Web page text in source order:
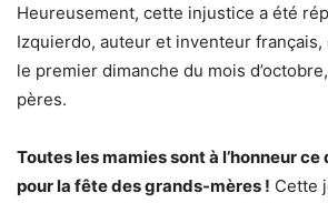
Heureusement, cette injustice a été
Izquierdo, auteur et inventeur français,
le premier dimanche du mois
pères.
Toutes les mamies sont à l’honneur
pour la fête des grands-mères ! Cette